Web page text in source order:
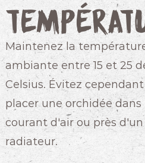
Maintenez la
ambiante entre 15 et 25
Celsius. Évitez
placer une orchidée dans
courant d'air ou près d'un
radiateur.